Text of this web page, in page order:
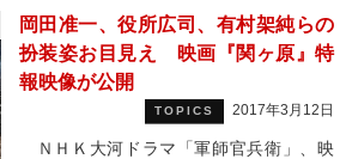
岡田准一、役所広司、有村架純らの
扮装姿お目見え 映画『関ヶ原』特
報映像が公開
TOPICS 2017年3月12日
ＮＨＫ大河ドラマ「軍師官兵衛」、映